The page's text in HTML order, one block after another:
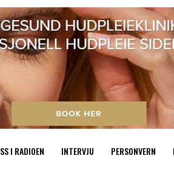
I RADIOEN INTERVJU PERSONVERN